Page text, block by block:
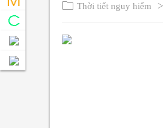
Thời tiết nguy hiểm